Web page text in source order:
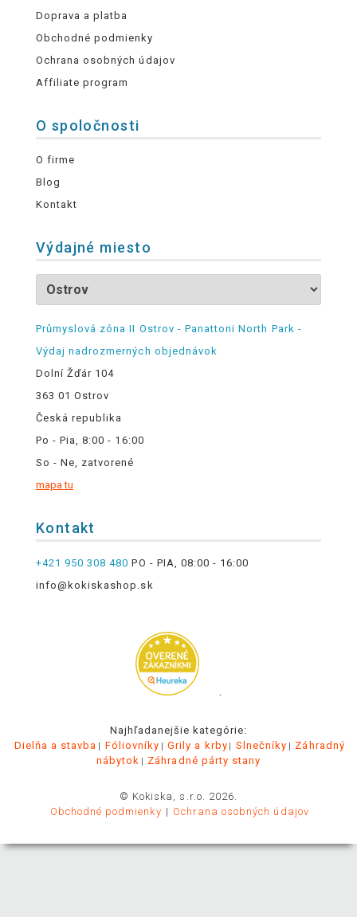
Doprava a platba
Obchodné podmienky
Ochrana osobných údajov
Affiliate program
O spoločnosti
O firme
Blog
Kontakt
Výdajné miesto
Průmyslová zóna II Ostrov - Panattoni North Park -
Výdaj nadrozmerných objednávok
Dolní Žďár 104
363 01 Ostrov
Česká republika
Po - Pia, 8:00 - 16:00
So - Ne, zatvorené
mapa tu
Kontakt
+421 950 308 480 PO - PIA, 08:00 - 16:00
info@kokiskashop.sk
.
Najhľadanejšie kategórie:
Dielňa a stavba
Fóliovníky Grily a krby Slnečníky
Záhradný
nábytok
Záhradné párty stany
© Kokiska, s.r.o. 2026.
Obchodné podmienky
Ochrana osobných údajov